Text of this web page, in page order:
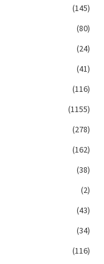
(145)
(80)
(24)
(41)
(116)
(1155)
(278)
(162)
(38)
(2)
(43)
(34)
(116)